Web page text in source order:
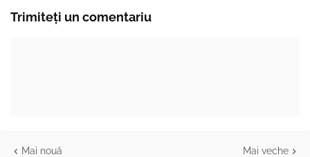
Trimiteți un comentariu
Mai nouă Mai veche